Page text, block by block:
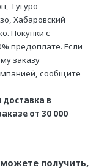
Тугуро-
Хабаровский
Покупки с
предоплате. Если
заказу
сообщите
в
от 30 000
получить,